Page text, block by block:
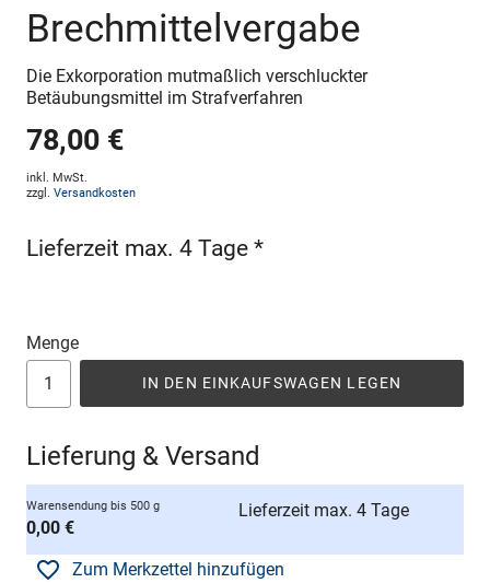
Brechmittelvergabe
Die Exkorporation mutmaßlich verschluckter
Betäubungsmittel im Strafverfahren
78,00 €
inkl. MwSt.
zzgl. Versandkosten
Lieferzeit max. 4 Tage *
Menge
IN DEN EINKAUFSWAGEN LEGEN
Lieferung & Versand
Warensendung bis 500 g
0,00 €
Lieferzeit max. 4 Tage
Zum Merkzettel hinzufügen